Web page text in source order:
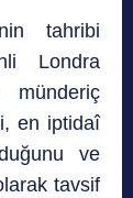
tahribi
Londra
münderiç
en iptidaî
ve
tavsif